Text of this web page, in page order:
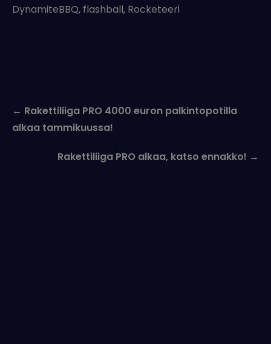
DynamiteBBQ, flashball, Rocketeeri
navigation
← Rakettiliiga PRO 4000 euron palkintopotilla
alkaa tammikuussa!
Rakettiliiga PRO alkaa, katso ennakko! →